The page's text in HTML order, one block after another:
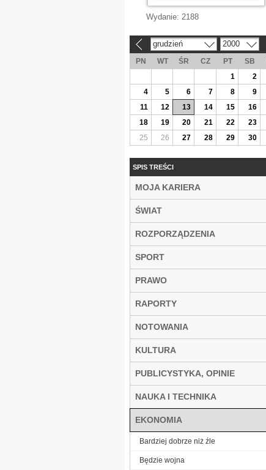
Wydanie: 2188
grudzień 2000
PN WT ŚR CZ PT SB
1
2
4
5 6 7 8 9
11
12 13 14 15 16
18
19 20 21 22 23
25
26 27 28 29 30
SPIS TREŚCI
MOJA KARIERA
ŚWIAT
ROZPORZĄDZENIA
SPORT
PRAWO
RAPORTY
NOTOWANIA
KULTURA
PUBLICYSTYKA, OPINIE
NAUKA I TECHNIKA
EKONOMIA
Bardziej dobrze niż źle
Będzie wojna